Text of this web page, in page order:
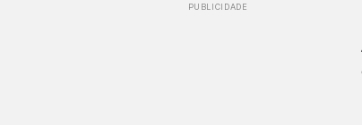
PUBLICIDADE